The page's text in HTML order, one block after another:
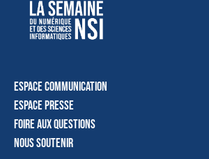
Espace communication
Espace presse
Foire aux questions
Nous soutenir